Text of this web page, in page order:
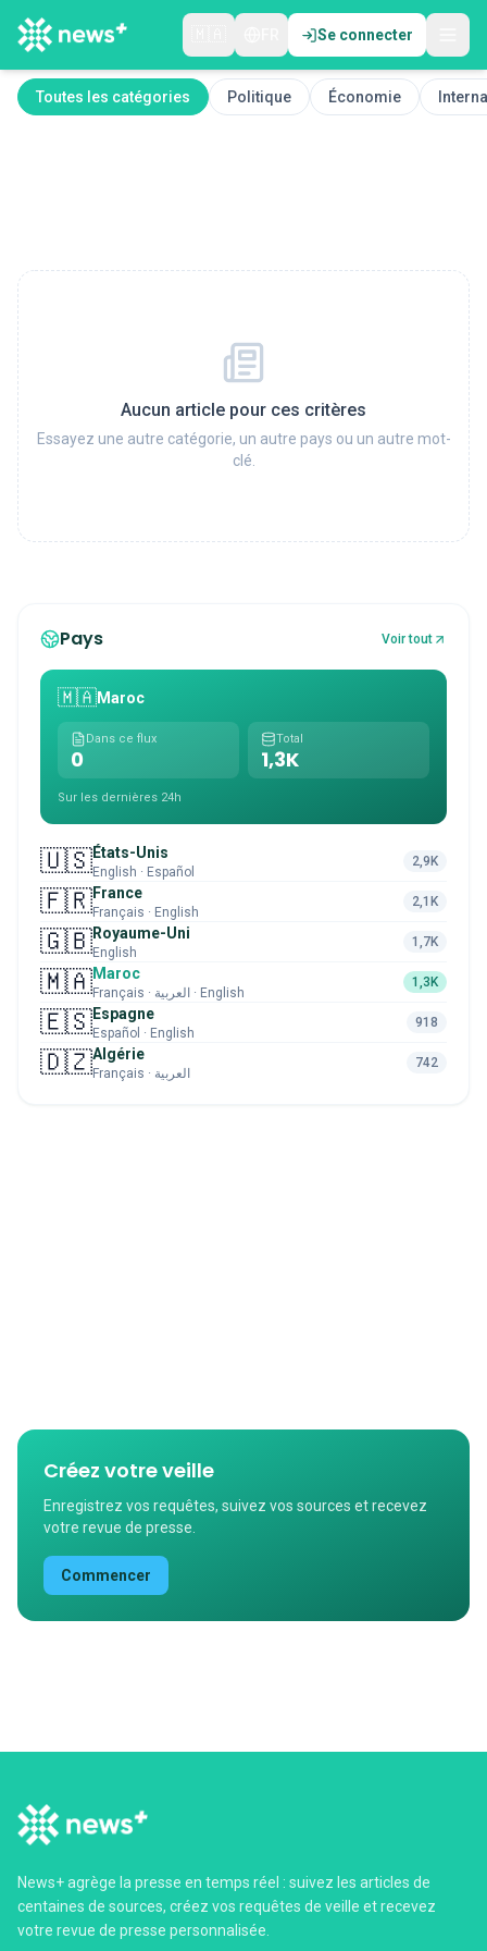
Se connecter
Toutes les catégories Politique Économie
Aucun article pour ces critères
Essayez une autre catégorie, un autre pays ou un autre mot-
clé.
Pays Voir tout
🇲🇦Maroc
Dans ce flux
0
Total
1,3K
Sur les dernières 24h
🇺🇸États-Unis
English · Español
2,9K
🇫🇷France
Français · English
2,1K
🇬🇧Royaume-Uni
English
1,7K
🇲🇦Maroc
Français · العربية · English
1,3K
🇪🇸Espagne
Español · English
918
🇩🇿Algérie
Français · العربية
742
Créez votre veille
Enregistrez vos requêtes, suivez vos sources et recevez
votre revue de presse.
Commencer
News+ agrège la presse en temps réel : suivez les articles de
centaines de sources, créez vos requêtes de veille et recevez
votre revue de presse personnalisée.